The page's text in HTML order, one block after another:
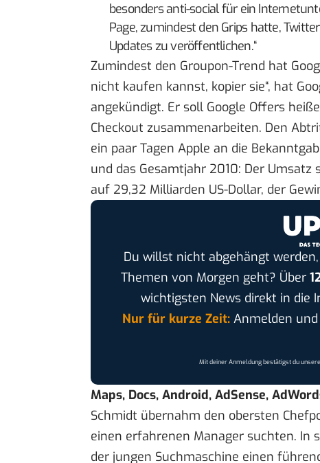
besonders anti-social für ein
Page, zumindest den Grips hatte,
Updates zu veröffentlichen.“
Zumindest den Groupon-Trend hat
nicht kaufen kannst, kopier sie“, hat
angekündigt. Er soll Google Offers
Checkout zusammenarbeiten. Den
ein paar Tagen Apple an die
und das Gesamtjahr 2010: Der Umsatz
auf 29,32 Milliarden US-Dollar, der
Du willst nicht abgehängt
Themen von Morgen geht? Über
wichtigsten News direkt in die
Nur für kurze Zeit:Anmelden und
Mit deiner Anmeldung bestätigst du
Maps, Docs, Android, AdSense,
Schmidt übernahm den obersten
einen erfahrenen Manager suchten. In
der jungen Suchmaschine einen